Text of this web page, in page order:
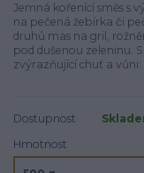
Jemná kořenící směs s
na pečená žebírka či
druhů mas na gril,
pod dušenou zeleninu.
zvýrazňující chuť a
Dostupnost
Hmotnost